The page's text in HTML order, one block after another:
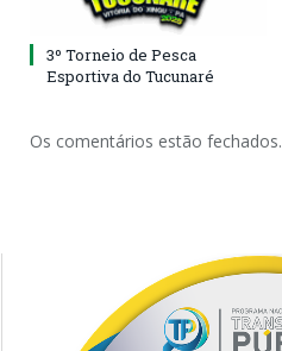
3º Torneio de Pesca
Esportiva do Tucunaré
Os comentários estão fechados.